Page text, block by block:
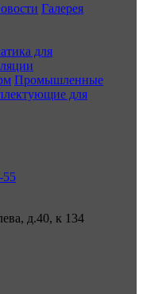
Галерея
для
Промышленные
для
55
д.40, к 134